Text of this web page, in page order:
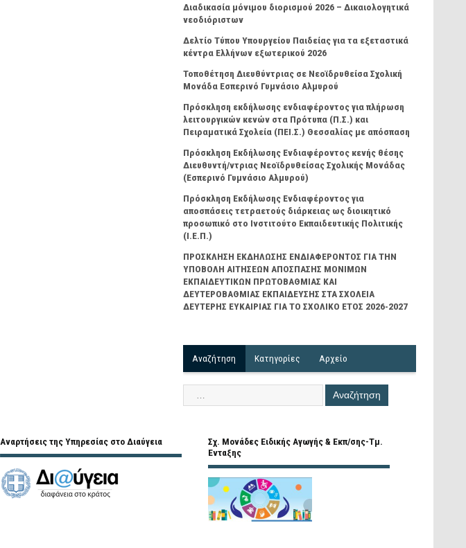
Διαδικασία μόνιμου διορισμού 2026 – Δικαιολογητικά
νεοδιόριστων
Δελτίο Τύπου Υπουργείου Παιδείας για τα εξεταστικά
κέντρα Ελλήνων εξωτερικού 2026
Τοποθέτηση Διευθύντριας σε Νεοϊδρυθείσα Σχολική
Μονάδα Εσπερινό Γυμνάσιο Αλμυρού
Πρόσκληση εκδήλωσης ενδιαφέροντος για πλήρωση
λειτουργικών κενών στα Πρότυπα (Π.Σ.) και
Πειραματικά Σχολεία (ΠΕΙ.Σ.) Θεσσαλίας με απόσπαση
Πρόσκληση Εκδήλωσης Ενδιαφέροντος κενής θέσης
Διευθυντή/ντριας Νεοϊδρυθείσας Σχολικής Μονάδας
(Εσπερινό Γυμνάσιο Αλμυρού)
Πρόσκληση Εκδήλωσης Ενδιαφέροντος για
αποσπάσεις τετραετούς διάρκειας ως διοικητικό
προσωπικό στο Ινστιτούτο Εκπαιδευτικής Πολιτικής
(Ι.Ε.Π.)
ΠΡΟΣΚΛΗΣΗ ΕΚΔΗΛΩΣΗΣ ΕΝΔΙΑΦΕΡΟΝΤΟΣ ΓΙΑ ΤΗΝ
ΥΠΟΒΟΛΗ ΑΙΤΗΣΕΩΝ ΑΠΟΣΠΑΣΗΣ ΜΟΝΙΜΩΝ
ΕΚΠΑΙΔΕΥΤΙΚΩΝ ΠΡΩΤΟΒΑΘΜΙΑΣ ΚΑΙ
ΔΕΥΤΕΡΟΒΑΘΜΙΑΣ ΕΚΠΑΙΔΕΥΣΗΣ ΣΤΑ ΣΧΟΛΕΙΑ
ΔΕΥΤΕΡΗΣ ΕΥΚΑΙΡΙΑΣ ΓΙΑ ΤΟ ΣΧΟΛΙΚΟ ΕΤΟΣ 2026-2027
Αναζήτηση Kατηγορίες Αρχείο
Αναρτήσεις της Υπηρεσίας στο Διαύγεια
Σχ. Μονάδες Ειδικής Αγωγής & Εκπ/σης-Τμ.
Ένταξης